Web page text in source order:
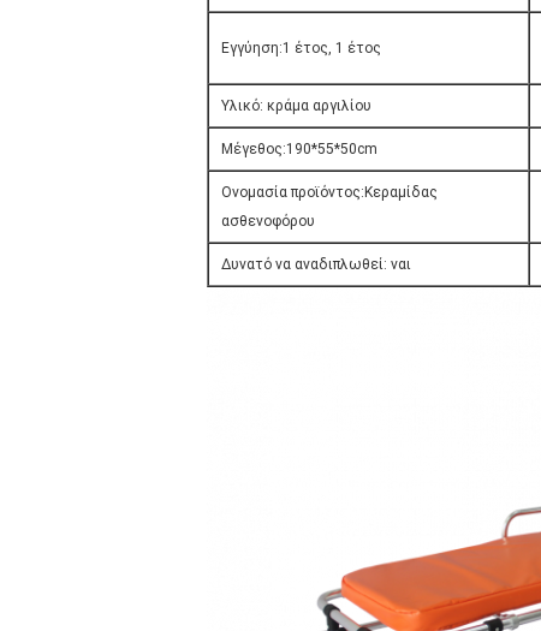
Εγγύηση:1 έτος, 1 έτος
Υλικό: κράμα αργιλίου
Μέγεθος:190*55*50cm
Ονομασία προϊόντος:Κεραμίδας
ασθενοφόρου
Δυνατό να αναδιπλωθεί: ναι